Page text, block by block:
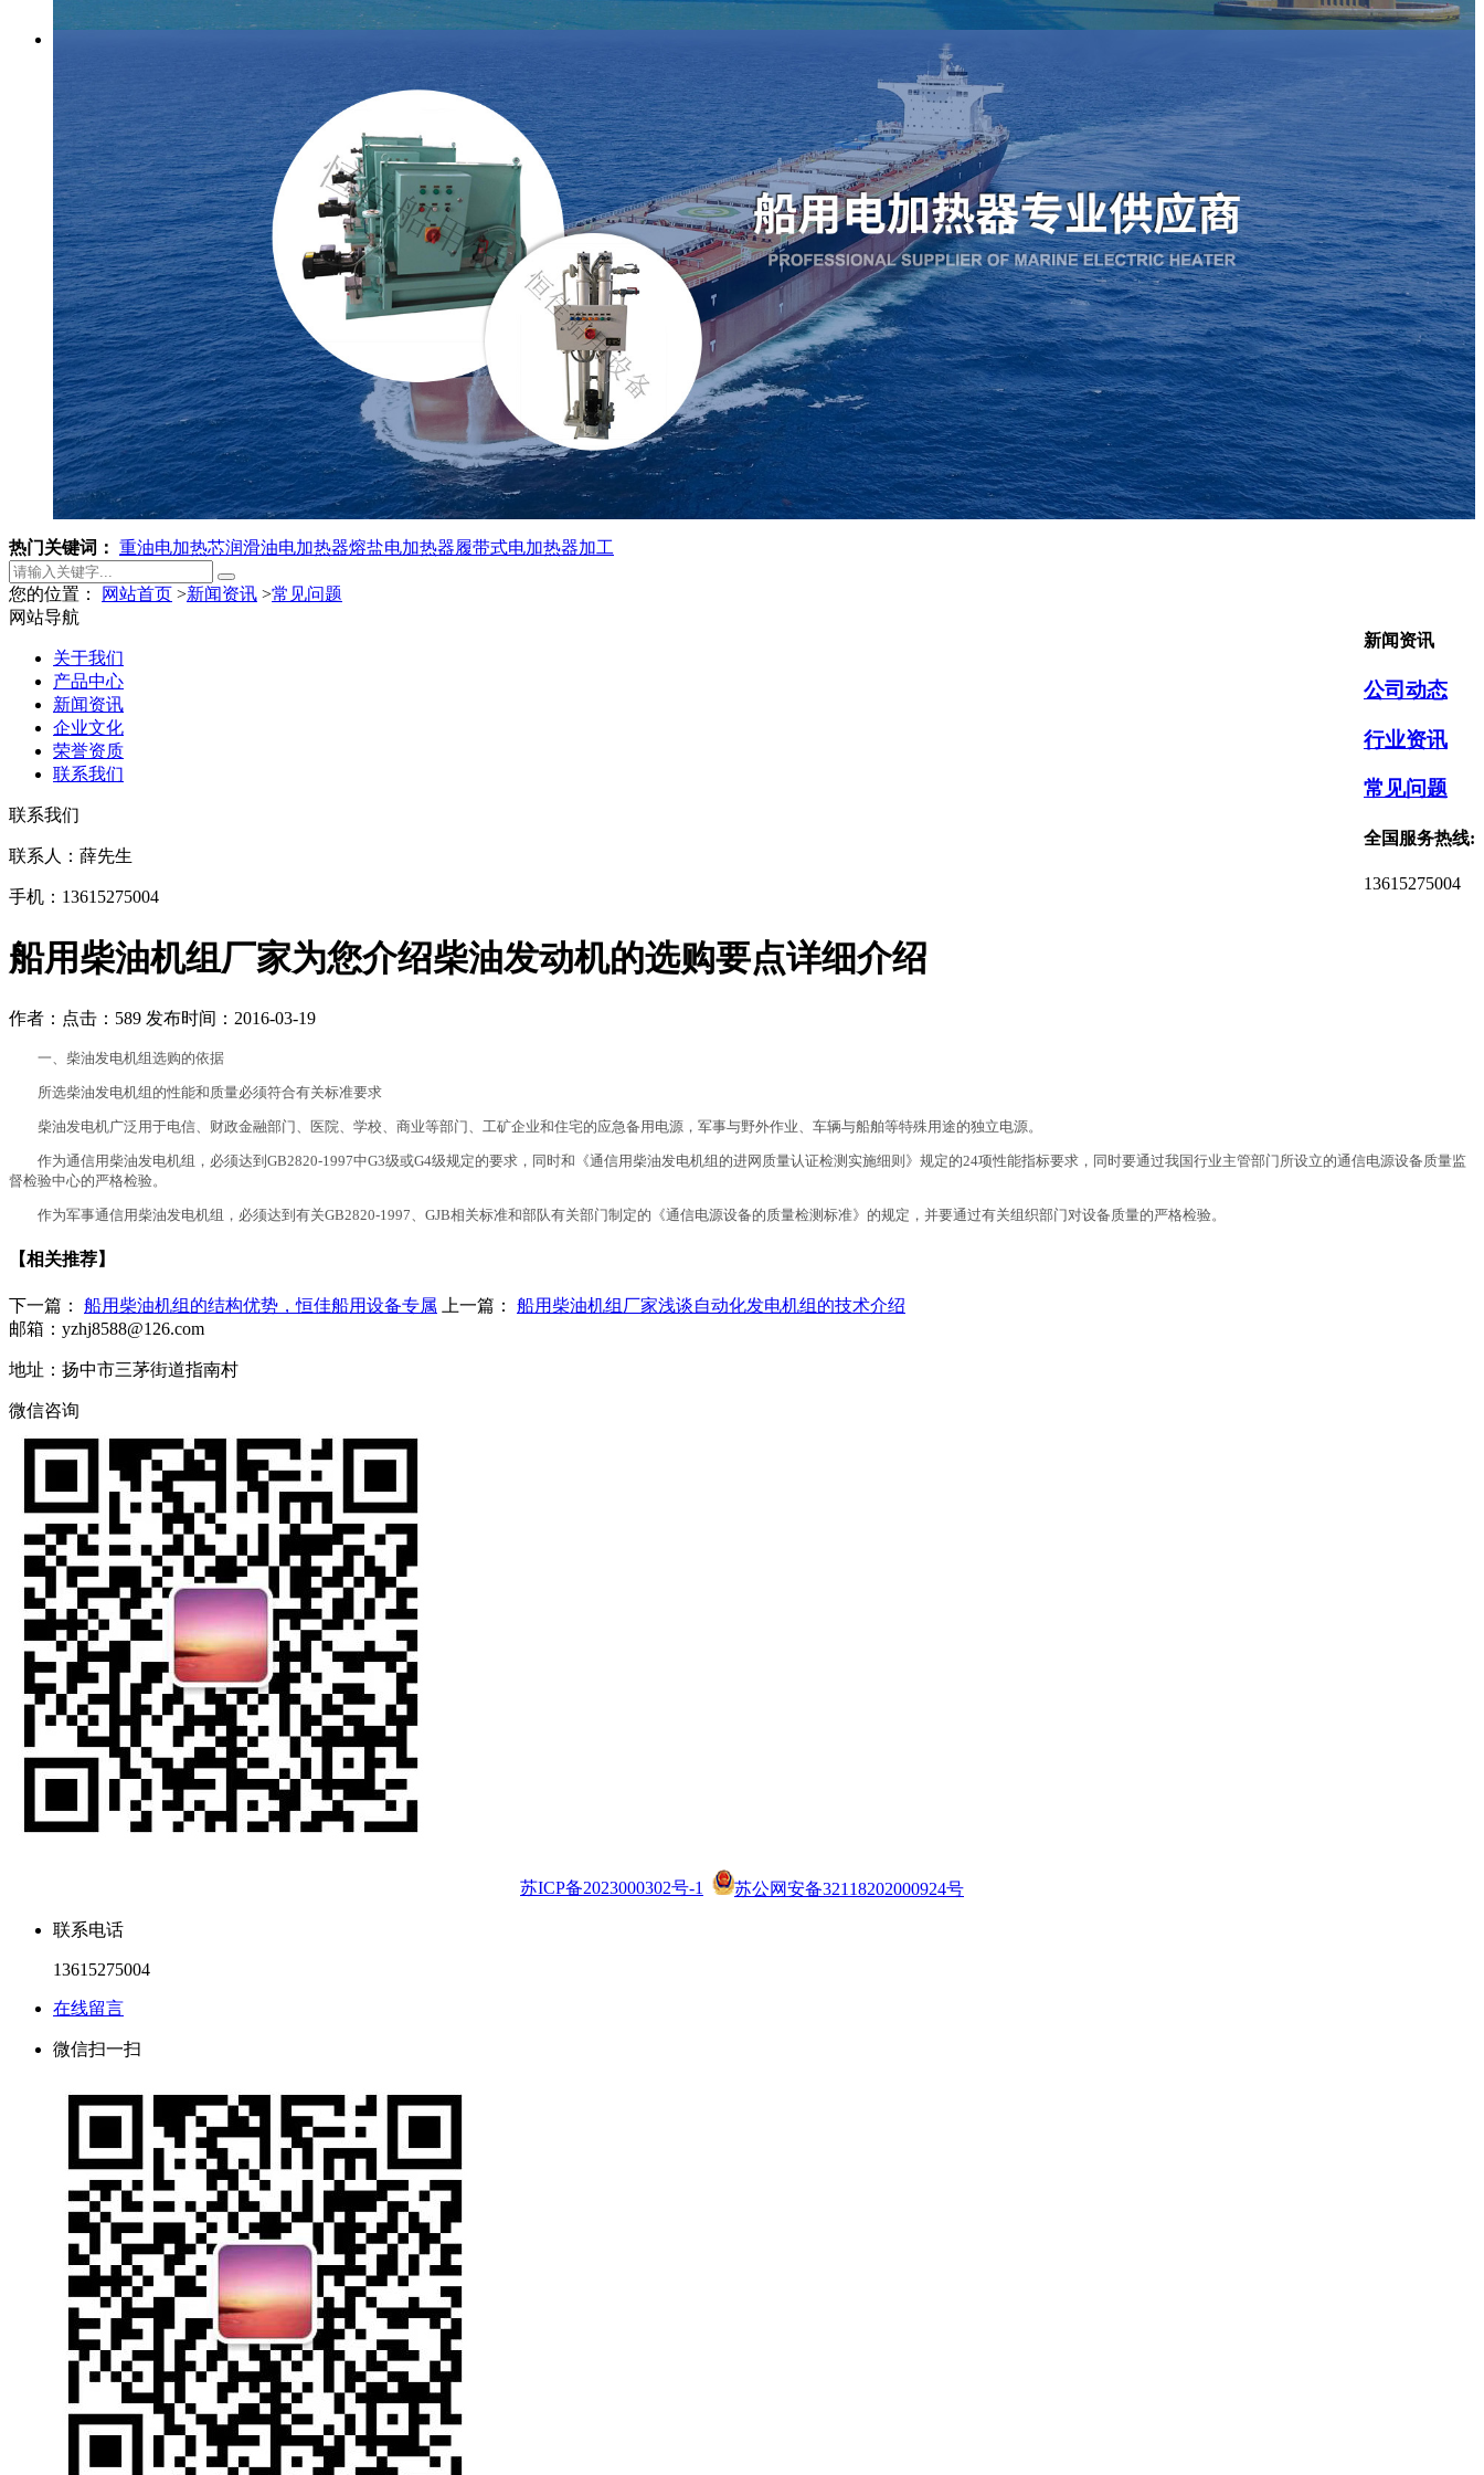
热门关键词： 重油电加热芯润滑油电加热器熔盐电加热器履带式电加热器加工
您的位置： 网站首页 >新闻资讯 >常见问题
新闻资讯
公司动态
行业资讯
常见问题
全国服务热线:
13615275004
船用柴油机组厂家为您介绍柴油发动机的选购要点详细介绍
作者： 点击：589 发布时间：2016-03-19
一、柴油发电机组选购的依据
所选柴油发电机组的性能和质量必须符合有关标准要求
柴油发电机广泛用于电信、财政金融部门、医院、学校、商业等部门、工矿企业和住宅的应急备用电源，军事与野外作业、车辆与船舶等特殊用途的独立电源。
作为通信用柴油发电机组，必须达到GB2820-1997中G3级或G4级规定的要求，同时和《通信用柴油发电机组的进网质量认证检测实施细则》规定的24项性能指标要求，同时要通过我国行业主管部门所设立的通信电源设备质量监
督检验中心的严格检验。
作为军事通信用柴油发电机组，必须达到有关GB2820-1997、GJB相关标准和部队有关部门制定的《通信电源设备的质量检测标准》的规定，并要通过有关组织部门对设备质量的严格检验。
【相关推荐】
下一篇： 船用柴油机组的结构优势，恒佳船用设备专属 上一篇： 船用柴油机组厂家浅谈自动化发电机组的技术介绍
网站导航
关于我们
产品中心
新闻资讯
企业文化
荣誉资质
联系我们
联系我们
联系人：薛先生
手机：13615275004
邮箱：yzhj8588@126.com
地址：扬中市三茅街道指南村
微信咨询
苏ICP备2023000302号-1 苏公网安备32118202000924号
联系电话
13615275004
在线留言
微信扫一扫